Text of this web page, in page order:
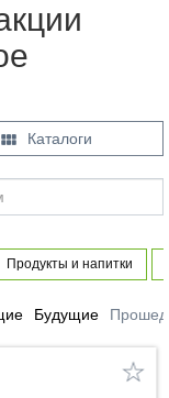
 Каталоги
Продукты и напитки
Будущие